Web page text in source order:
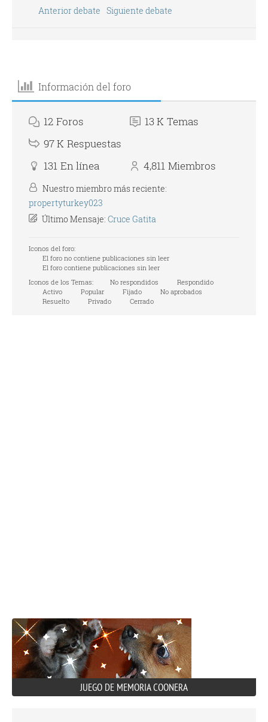
Anterior debate Siguiente debate
Información del foro
12 Foros 13 K Temas
97 K Respuestas
131 En línea 4,811 Miembros
Nuestro miembro más reciente:
propertyturkey023
Último Mensaje: Cruce Gatita
Iconos del foro:
El foro no contiene publicaciones sin leer
El foro contiene publicaciones sin leer
Iconos de los Temas:
No respondidos
Respondido
Activo
Popular Fijado
No aprobados
Resuelto
Privado Cerrado
JUEGO DE MEMORIA COONERA